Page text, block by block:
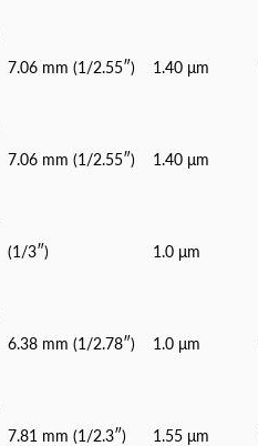
7.06 mm (1/2.55″) 1.40 μm
7.06 mm (1/2.55″) 1.40 μm
(1/3″) 1.0 μm
6.38 mm (1/2.78″) 1.0 μm
7.81 mm (1/2.3″) 1.55 μm